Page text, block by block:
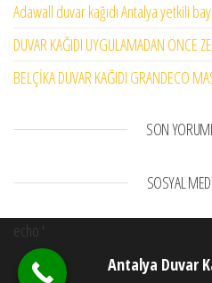
Adawall duvar kağıdı Antalya yetkili
DUVAR KAĞIDI UYGULAMADAN ÖNCE
BELÇİKA DUVAR KAĞIDI GRANDECO
SON
SOSYAL
echo '
Antalya Duvar